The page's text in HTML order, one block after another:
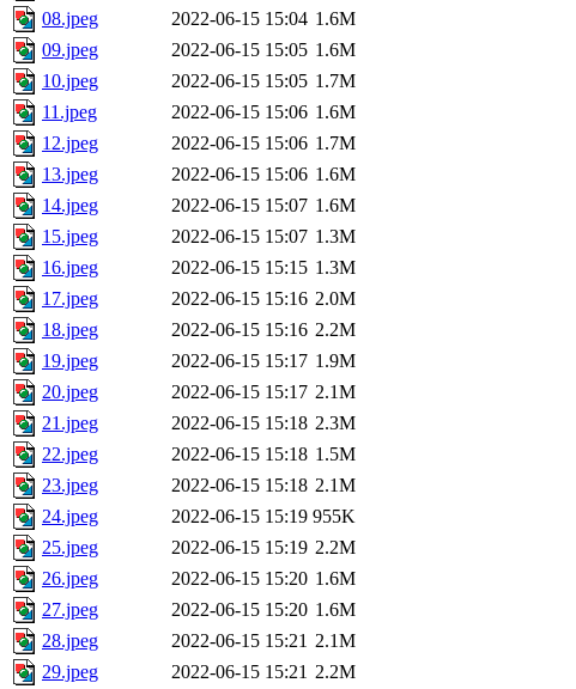
08.jpeg
2022-06-15 15:04 1.6M
09.jpeg
2022-06-15 15:05 1.6M
10.jpeg
2022-06-15 15:05 1.7M
11.jpeg
2022-06-15 15:06 1.6M
12.jpeg
2022-06-15 15:06 1.7M
13.jpeg
2022-06-15 15:06 1.6M
14.jpeg
2022-06-15 15:07 1.6M
15.jpeg
2022-06-15 15:07 1.3M
16.jpeg
2022-06-15 15:15 1.3M
17.jpeg
2022-06-15 15:16 2.0M
18.jpeg
2022-06-15 15:16 2.2M
19.jpeg
2022-06-15 15:17 1.9M
20.jpeg
2022-06-15 15:17 2.1M
21.jpeg
2022-06-15 15:18 2.3M
22.jpeg
2022-06-15 15:18 1.5M
23.jpeg
2022-06-15 15:18 2.1M
24.jpeg
2022-06-15 15:19 955K
25.jpeg
2022-06-15 15:19 2.2M
26.jpeg
2022-06-15 15:20 1.6M
27.jpeg
2022-06-15 15:20 1.6M
28.jpeg
2022-06-15 15:21 2.1M
29.jpeg
2022-06-15 15:21 2.2M